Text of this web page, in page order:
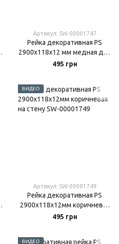
Артикул: SW-00001747
Рейка декоративная PS
2900х118х12 мм медная для
стен
495 грн
ВИДЕО
Артикул: SW-00001749
Рейка декоративная PS
2900х118х12мм коричневая
на стену
495 грн
ВИДЕО